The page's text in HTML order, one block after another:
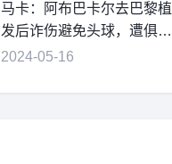
马卡：阿布巴卡尔去巴黎植
发后诈伤避免头球，遭俱乐
部处罚
2024-05-16